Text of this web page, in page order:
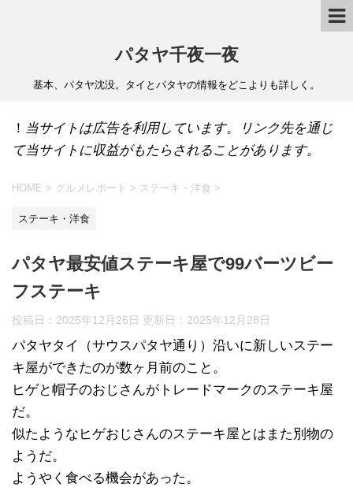
パタヤ千夜一夜
基本、パタヤ沈没。タイとパタヤの情報をどこよりも詳しく。
！ 当サイトは広告を利用しています。リンク先を通じ
て当サイトに収益がもたらされることがあります。
HOME > グルメレポート > ステーキ・洋食 >
ステーキ・洋食
パタヤ最安値ステーキ屋で99バーツビー
フステーキ
投稿日：2025年12月26日 更新日： 2025年12月28日
パタヤタイ（サウスパタヤ通り）沿いに新しいステー
キ屋ができたのが数ヶ月前のこと。
ヒゲと帽子のおじさんがトレードマークのステーキ屋
だ。
似たようなヒゲおじさんのステーキ屋とはまた別物の
ようだ。
ようやく食べる機会があった。